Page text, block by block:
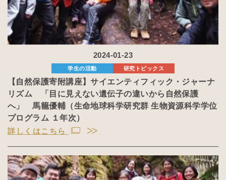
2024-01-23
学生の活動 研究トピックス
【自然保護寄附講座】サイエンティフィック・ジャーナ
リズム 「目に見えない遺伝子の違いから自然保護
へ」 馬籠優輔（生命地球科学研究群 生物資源科学学位
プログラム １年次）
詳しくはこちら